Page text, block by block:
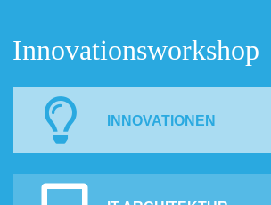
Innovationsworkshop
INNOVATIONEN